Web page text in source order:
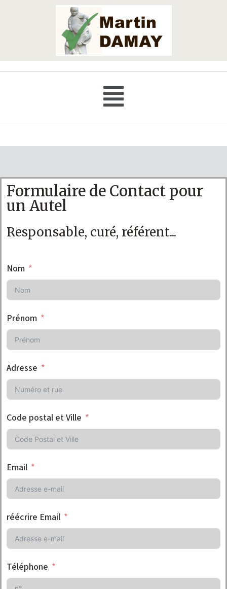
Formulaire de Contact pour
un Autel
Responsable, curé, référent...
Nom
Prénom
Adresse
Code postal et Ville
Email
réécrire Email
Téléphone